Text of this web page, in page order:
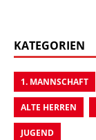
KATEGORIEN
1. MANNSCHAFT
ALTE HERREN
JUGEND